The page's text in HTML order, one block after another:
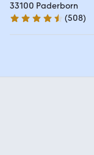
33100 Paderborn
4.7 Sterne
(508)